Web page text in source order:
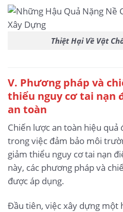
Thiệt Hại Về Vật
V. Phương pháp và
thiểu nguy cơ tai nạn
an toàn
Chiến lược an toàn hiệu
trong việc đảm bảo môi
giảm thiểu nguy cơ tai nạn
này, các phương pháp và
được áp dụng.
Đầu tiên, việc xây dựng một